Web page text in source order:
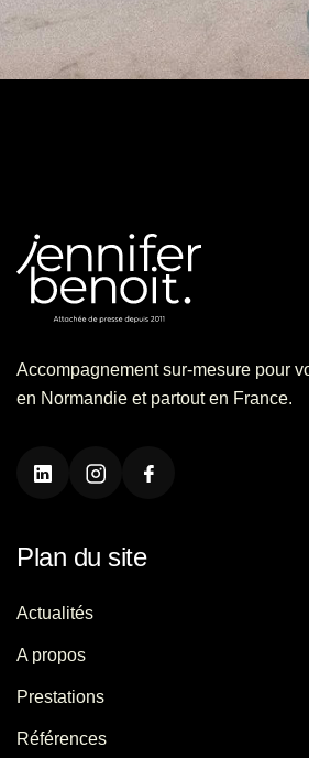
Accompagnement sur-mesure pour
en Normandie et partout en France.
Plan du site
Actualités
A propos
Prestations
Références